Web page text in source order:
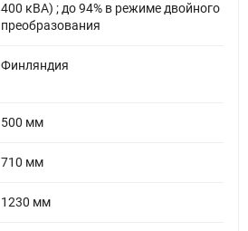
400 кВA) ; до 94% в режиме двойного
преобразования
Финляндия
500 мм
710 мм
1230 мм